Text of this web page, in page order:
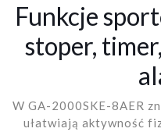
Funkcje
stoper,
W GA-2000SKE-8AER
ułatwiają aktywność